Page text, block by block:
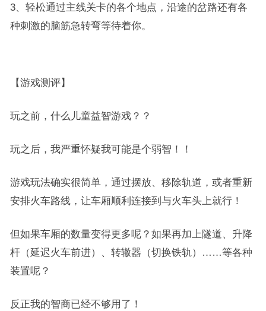
3、轻松通过主线关卡的各个地点，沿途的岔路还有各
种刺激的脑筋急转弯等待着你。
【游戏测评】
玩之前，什么儿童益智游戏？？
玩之后，我严重怀疑我可能是个弱智！！
游戏玩法确实很简单，通过摆放、移除轨道，或者重新
安排火车路线，让车厢顺利连接到与火车头上就行！
但如果车厢的数量变得更多呢？如果再加上隧道、升降
杆（延迟火车前进）、转辙器（切换铁轨）……等各种
装置呢？
反正我的智商已经不够用了！